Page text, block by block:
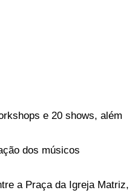
e 20 shows, além
dos músicos
a Praça da Igreja Matriz,